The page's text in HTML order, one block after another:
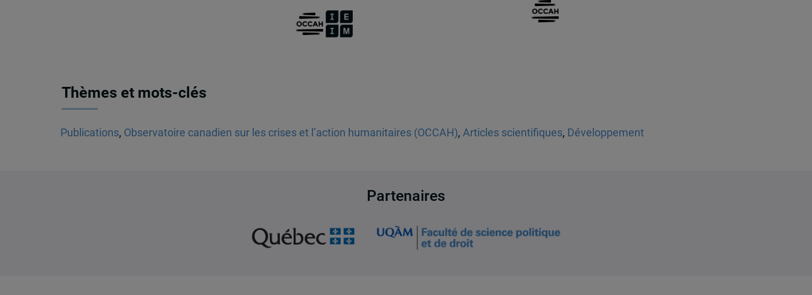
Thèmes et mots-clés
Publications, Observatoire canadien sur les crises et l’action humanitaires (OCCAH), Articles scientifiques, Développement
Partenaires